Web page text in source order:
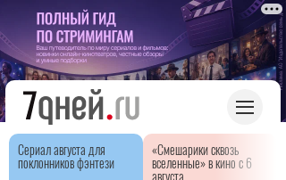
Сериал августа для
поклонников фэнтези
«Смешарики сквозь
вселенные» в кино с 6
августа